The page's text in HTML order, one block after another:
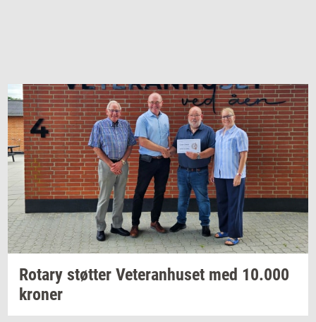
Ro­tary støt­ter Ve­te­ran­hu­set med 10.000
kro­ner